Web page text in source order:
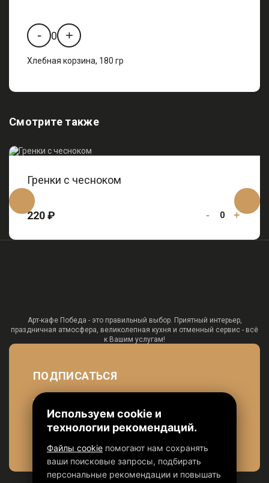
- 0 +
Хлебная корзина, 180 гр
Смотрите также
Гренки с чесноком
220 ₽ - 0 +
Арт-кафе Победа - это правильный выбор. Приятный интерьер,
праздничная атмосфера, великолепная кухня и отменный сервис - всё
к Вашим услугам!
ПОДПИСАТЬСЯ
чтобы быть в курсе наших акций
Используем cookie и
технологии рекомендаций.
Файлы cookie помогают нам сохранять
ваши поисковые запросы, подбирать
персональные рекомендации и повышать